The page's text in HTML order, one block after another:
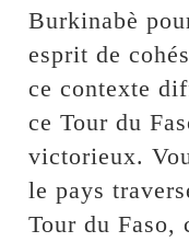
Burkinabè
esprit de
ce contexte
ce Tour du
victorieux.
le pays
Tour du Faso,